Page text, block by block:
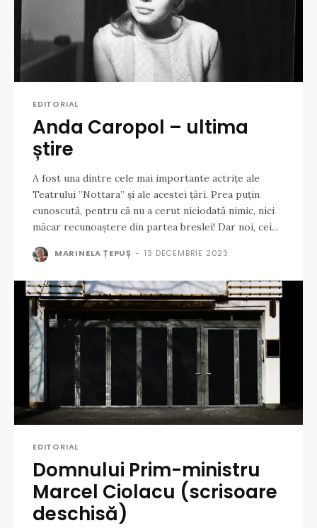
EDITORIAL
Anda Caropol – ultima
știre
A fost una dintre cele mai importante actrițe ale
Teatrului ”Nottara” și ale acestei țări. Prea puțin
cunoscută, pentru că nu a cerut niciodată nimic, nici
măcar recunoaștere din partea breslei! Dar noi, cei...
MARINELA ȚEPUȘ - 13 DECEMBRIE 2023
EDITORIAL
Domnului Prim-ministru
Marcel Ciolacu (scrisoare
deschisă)